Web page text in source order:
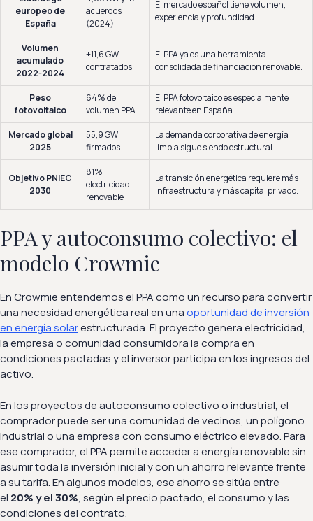
europeo de
España
acuerdos
(2024)
El mercado español tiene volumen,
experiencia y profundidad.
Volumen
acumulado
2022-2024
+11,6 GW
contratados
El PPA ya es una herramienta
consolidada de financiación renovable.
Peso
fotovoltaico
64% del
volumen PPA
El PPA fotovoltaico es especialmente
relevante en España.
Mercado global
2025
55,9 GW
firmados
La demanda corporativa de energía
limpia sigue siendo estructural.
Objetivo PNIEC
2030
81%
electricidad
renovable
La transición energética requiere más
infraestructura y más capital privado.
PPA y autoconsumo colectivo: el
modelo Crowmie
En Crowmie entendemos el PPA como un recurso para convertir
una necesidad energética real en unaoportunidad de inversión
en energía solarestructurada. El proyecto genera electricidad,
la empresa o comunidad consumidora la compra en
condiciones pactadas y el inversor participa en los ingresos del
activo.
En los proyectos de autoconsumo colectivo o industrial, el
comprador puede ser una comunidad de vecinos, un polígono
industrial o una empresa con consumo eléctrico elevado. Para
ese comprador, el PPA permite acceder a energía renovable sin
asumir toda la inversión inicial y con un ahorro relevante frente
a su tarifa. En algunos modelos, ese ahorro se sitúa entre
el 20% y el 30%, según el precio pactado, el consumo y las
condiciones del contrato.